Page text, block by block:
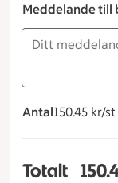
Meddelande till
Antal
150.45 kronor
150.45 kr/st
Totalt Totalt